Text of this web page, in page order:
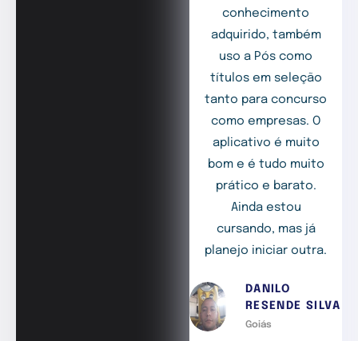
conhecimento
adquirido, também
uso a Pós como
títulos em seleção
tanto para concurso
como empresas. O
aplicativo é muito
bom e é tudo muito
prático e barato.
Ainda estou
cursando, mas já
planejo iniciar outra.
DANILO
RESENDE SILVA
Goiás